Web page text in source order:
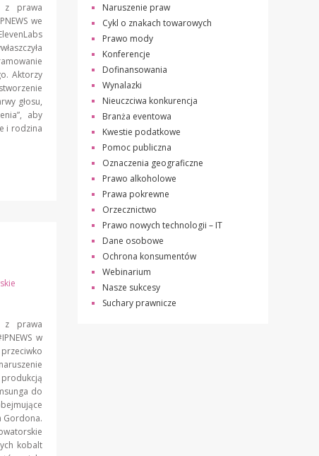
z prawa
we
Aktorzy
głosu,
aby
i rodzina
z prawa
w
do
Gordona.
kobalt
Naruszenie praw
Cykl o znakach towarowych
Prawo mody
Konferencje
Dofinansowania
Wynalazki
Nieuczciwa konkurencja
Branża eventowa
Kwestie podatkowe
Pomoc publiczna
Oznaczenia geograficzne
Prawo alkoholowe
Prawa pokrewne
Orzecznictwo
Prawo nowych technologii – IT
Dane osobowe
Ochrona konsumentów
Webinarium
Nasze sukcesy
Suchary prawnicze